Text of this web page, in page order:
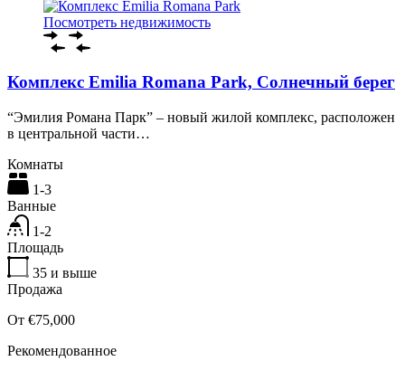
Посмотреть недвижимость
Комплекс Emilia Romana Park, Солнечный берег
“Эмилия Романа Парк” – новый жилой комплекс, расположен
в центральной части…
Комнаты
1-3
Ванные
1-2
Площадь
35 и выше
Продажа
От €75,000
Рекомендованное